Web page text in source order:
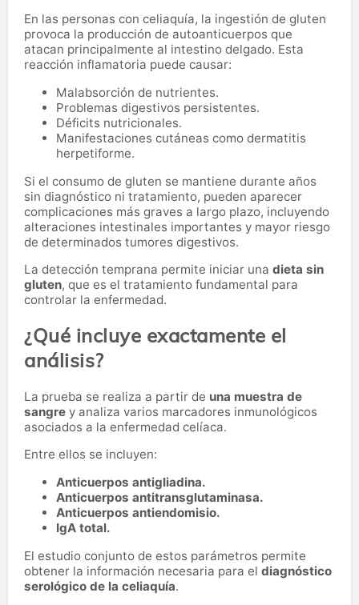
En las personas con celiaquía, la ingestión de gluten
provoca la producción de autoanticuerpos que
atacan principalmente al intestino delgado. Esta
reacción inflamatoria puede causar:
Malabsorción de nutrientes.
Problemas digestivos persistentes.
Déficits nutricionales.
Manifestaciones cutáneas como dermatitis
herpetiforme.
Si el consumo de gluten se mantiene durante años
sin diagnóstico ni tratamiento, pueden aparecer
complicaciones más graves a largo plazo, incluyendo
alteraciones intestinales importantes y mayor riesgo
de determinados tumores digestivos.
La detección temprana permite iniciar una dieta sin
gluten, que es el tratamiento fundamental para
controlar la enfermedad.
¿Qué incluye exactamente el
análisis?
La prueba se realiza a partir de una muestra de
sangre y analiza varios marcadores inmunológicos
asociados a la enfermedad celíaca.
Entre ellos se incluyen:
Anticuerpos antigliadina.
Anticuerpos antitransglutaminasa.
Anticuerpos antiendomisio.
IgA total.
El estudio conjunto de estos parámetros permite
obtener la información necesaria para el diagnóstico
serológico de la celiaquía.